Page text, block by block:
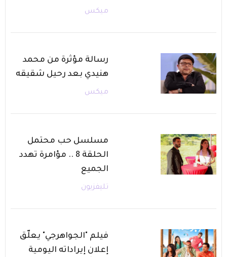
ميكس
رسالة مؤثرة من محمد
هنيدي بعد رحيل شقيقه
ميكس
مسلسل حب محتمل
الحلقة 8 .. مؤامرة تهدد
الجميع
تليفزيون
فيلم "الجواهرجي" يعلّق
إعلان إيراداته اليومية